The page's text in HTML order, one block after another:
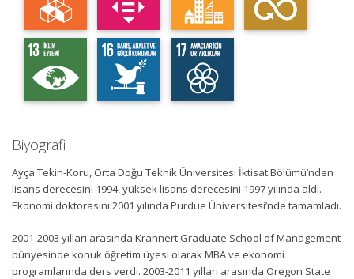
Biyografi
Ayça Tekin-Koru, Orta Doğu Teknik Üniversitesi İktisat Bölümü’nden
lisans derecesini 1994, yüksek lisans derecesini 1997 yılında aldı.
Ekonomi doktorasını 2001 yılında Purdue Üniversitesi’nde tamamladı.
2001-2003 yılları arasında Krannert Graduate School of Management
bünyesinde konuk öğretim üyesi olarak MBA ve ekonomi
programlarında ders verdi. 2003-2011 yılları arasında Oregon State